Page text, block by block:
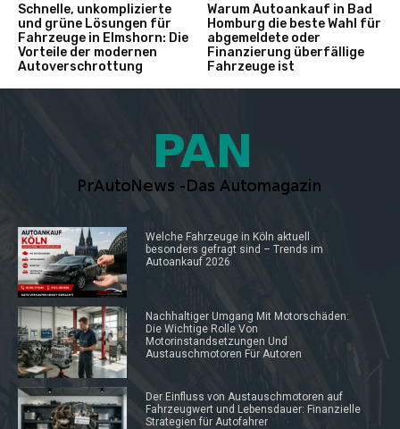
Schnelle, unkomplizierte
und grüne Lösungen für
Fahrzeuge in Elmshorn: Die
Vorteile der modernen
Autoverschrottung
Warum Autoankauf in Bad
Homburg die beste Wahl für
abgemeldete oder
Finanzierung überfällige
Fahrzeuge ist
Welche Fahrzeuge in Köln aktuell
besonders gefragt sind – Trends im
Autoankauf 2026
Nachhaltiger Umgang Mit Motorschäden:
Die Wichtige Rolle Von
Motorinstandsetzungen Und
Austauschmotoren Für Autoren
Der Einfluss von Austauschmotoren auf
Fahrzeugwert und Lebensdauer: Finanzielle
Strategien für Autofahrer